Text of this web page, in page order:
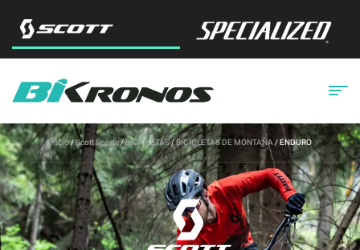
Inicio/Scott Sports/BICICLETAS/BICICLETAS DE MONTAÑA/ ENDURO